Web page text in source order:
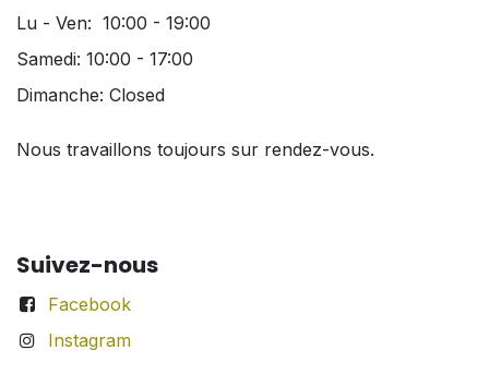
Lu - Ven: 10:00 - 19:00
Samedi: 10:00 - 17:00
Dimanche: Closed
Nous travaillons toujours sur rendez-vous.
Suivez-nous
Facebook
Instagram